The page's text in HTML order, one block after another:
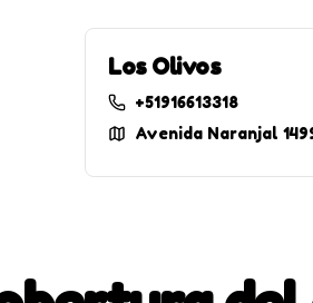
Los Olivos
+51916613318
Avenida Naranjal